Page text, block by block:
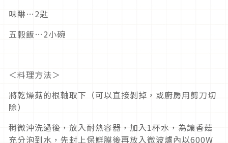
味醂…2匙
五榖飯…2小碗
＜料理方法＞
將乾燥菇的根軸取下（可以直接剝掉，或廚房用剪刀切
除）
稍微沖洗過後，放入耐熱容器，加入1杯水，為讓香菇
充分泡到水，先封上保鮮膜後再放入微波爐內以600W